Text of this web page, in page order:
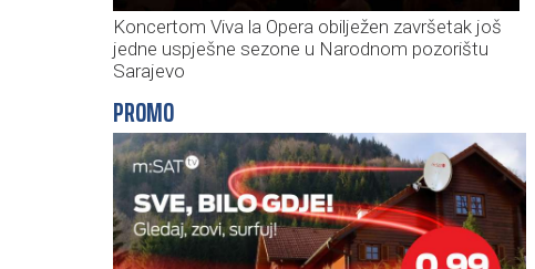
Koncertom Viva la Opera obilježen završetak još
jedne uspješne sezone u Narodnom pozorištu
Sarajevo
PROMO